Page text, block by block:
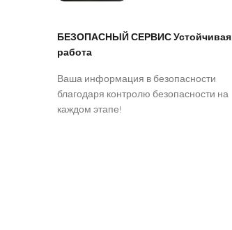
БЕЗОПАСНЫЙ СЕРВИС Устойчивая
работа
Ваша информация в безопасности
благодаря контролю безопасности на
каждом этапе!